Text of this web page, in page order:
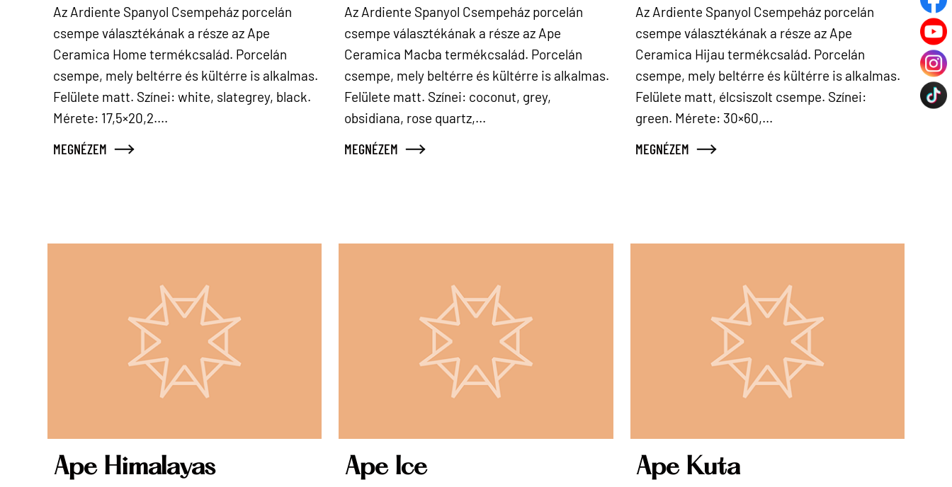
Az Ardiente Spanyol Csempeház porcelán
csempe választékának a része az Ape
Ceramica Home termékcsalád. Porcelán
csempe, mely beltérre és kültérre is alkalmas.
Felülete matt. Színei: white, slategrey, black.
Mérete: 17,5×20,2....
MEGNÉZEM
Az Ardiente Spanyol Csempeház porcelán
csempe választékának a része az Ape
Ceramica Macba termékcsalád. Porcelán
csempe, mely beltérre és kültérre is alkalmas.
Felülete matt. Színei: coconut, grey,
obsidiana, rose quartz,...
MEGNÉZEM
Az Ardiente Spanyol Csempeház porcelán
csempe választékának a része az Ape
Ceramica Hijau termékcsalád. Porcelán
csempe, mely beltérre és kültérre is alkalmas.
Felülete matt, élcsiszolt csempe. Színei:
green. Mérete: 30×60,...
MEGNÉZEM
Ape Himalayas Ape Ice Ape Kuta